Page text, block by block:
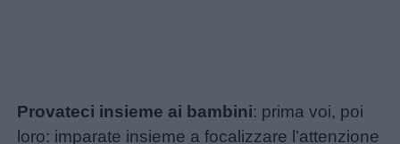
Provateci insieme ai bambini: prima voi, poi
loro: imparate insieme a focalizzare l’attenzione